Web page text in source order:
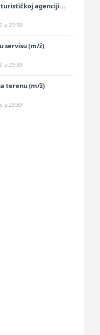
agenciji
u 23:59
servisu (m/ž)
u 23:59
terenu (m/ž)
u 23:59